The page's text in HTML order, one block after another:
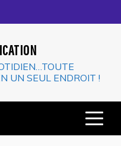
UN SEUL ENDROIT !